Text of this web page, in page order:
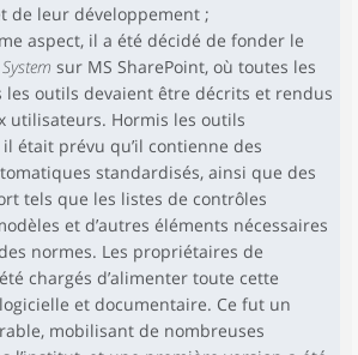
de leur développement ;
aspect, il a été décidé de fonder le
sur MS SharePoint, où toutes les
les outils devaient être décrits et rendus
utilisateurs. Hormis les outils
était prévu qu’il contienne des
standardisés, ainsi que des
tels que les listes de contrôles
et d’autres éléments nécessaires
normes. Les propriétaires de
chargés d’alimenter toute cette
et documentaire. Ce fut un
mobilisant de nombreuses